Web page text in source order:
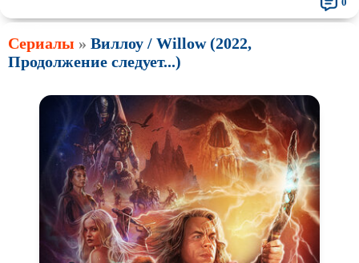
Сериалы » Виллоу / Willow (2022,
Продолжение следует...)